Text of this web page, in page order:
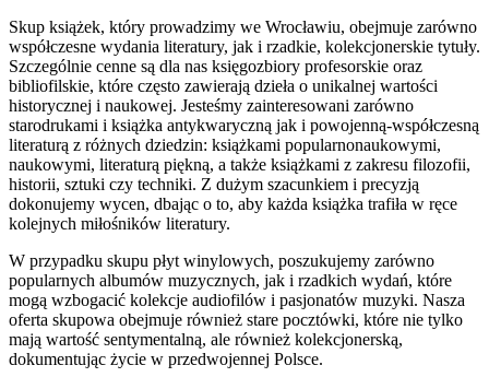
Skup książek, który prowadzimy we Wrocławiu, obejmuje zarówno
współczesne wydania literatury, jak i rzadkie, kolekcjonerskie tytuły.
Szczególnie cenne są dla nas księgozbiory profesorskie oraz
bibliofilskie, które często zawierają dzieła o unikalnej wartości
historycznej i naukowej. Jesteśmy zainteresowani zarówno
starodrukami i książka antykwaryczną jak i powojenną-współczesną
literaturą z różnych dziedzin: książkami popularnonaukowymi,
naukowymi, literaturą piękną, a także książkami z zakresu filozofii,
historii, sztuki czy techniki. Z dużym szacunkiem i precyzją
dokonujemy wycen, dbając o to, aby każda książka trafiła w ręce
kolejnych miłośników literatury.
W przypadku skupu płyt winylowych, poszukujemy zarówno
popularnych albumów muzycznych, jak i rzadkich wydań, które
mogą wzbogacić kolekcje audiofilów i pasjonatów muzyki. Nasza
oferta skupowa obejmuje również stare pocztówki, które nie tylko
mają wartość sentymentalną, ale również kolekcjonerską,
dokumentując życie w przedwojennej Polsce.